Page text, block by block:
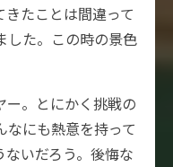
たことは間違って
した。この時の景色
ー。とにかく挑戦の
なにも熱意を持って
いだろう。後悔な